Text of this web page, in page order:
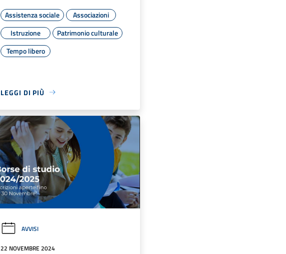
Assistenza sociale
Associazioni
Istruzione
Patrimonio culturale
Tempo libero
LEGGI DI PIÙ
AVVISI
22 NOVEMBRE 2024